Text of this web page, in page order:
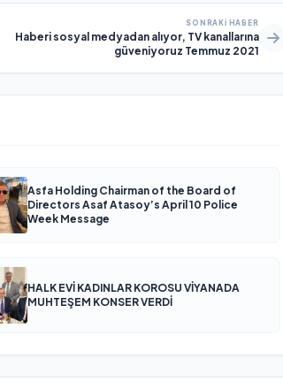
SONRAKI HABER
Haberi sosyal medyadan alıyor, TV kanallarına
güveniyoruz Temmuz 2021
Asfa Holding Chairman of the Board of
Directors Asaf Atasoy’s April 10 Police
Week Message
HALK EVİ KADINLAR KOROSU VİYANADA
MUHTEŞEM KONSER VERDİ